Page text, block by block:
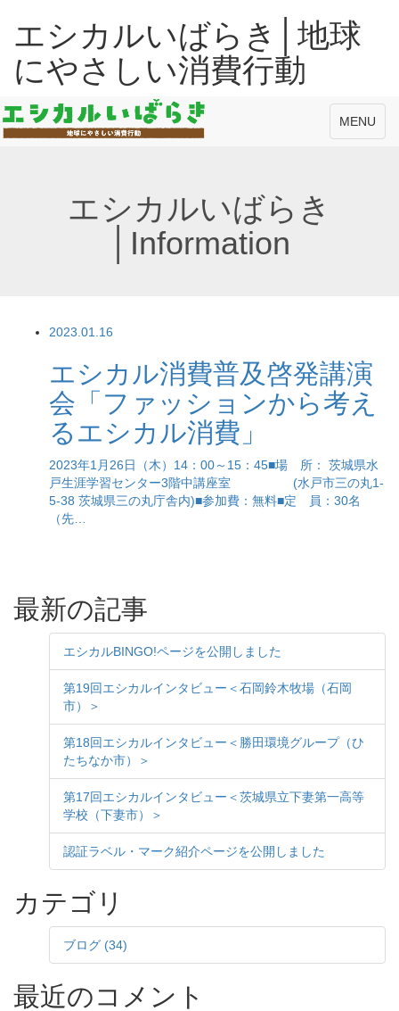
エシカルいばらき│地球
にやさしい消費行動
Toggle
navigation
MENU
エシカルいばらき
│Information
2023.01.16
エシカル消費普及啓発講演
会「ファッションから考え
るエシカル消費」
2023年1月26日（木）14：00～15：45■場 所： 茨城県水
戸生涯学習センター3階中講座室 (水戸市三の丸1-
5-38 茨城県三の丸庁舎内)■参加費：無料■定 員：30名
（先…
最新の記事
エシカルBINGO!ページを公開しました
第19回エシカルインタビュー＜石岡鈴木牧場（石岡
市）＞
第18回エシカルインタビュー＜勝田環境グループ（ひ
たちなか市）＞
第17回エシカルインタビュー＜茨城県立下妻第一高等
学校（下妻市）＞
認証ラベル・マーク紹介ページを公開しました
カテゴリ
ブログ (34)
最近のコメント